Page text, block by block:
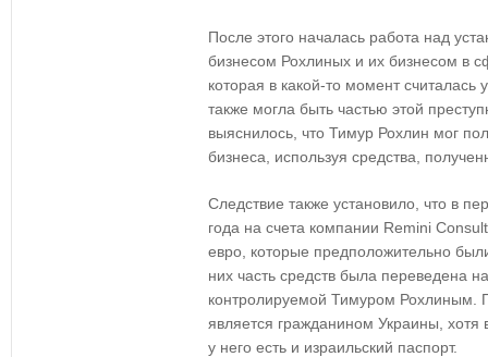
После этого началась работа над
бизнесом Рохлиных и их бизнесом в
которая в какой-то момент
также могла быть частью этой
выяснилось, что Тимур Рохлин мог
бизнеса, используя средства,
Следствие также установило, что в
года на счета компании Remini
евро, которые предположительно
них часть средств была переведена
контролируемой Тимуром Рохлиным.
является гражданином Украины, хотя
у него есть и израильский паспорт.